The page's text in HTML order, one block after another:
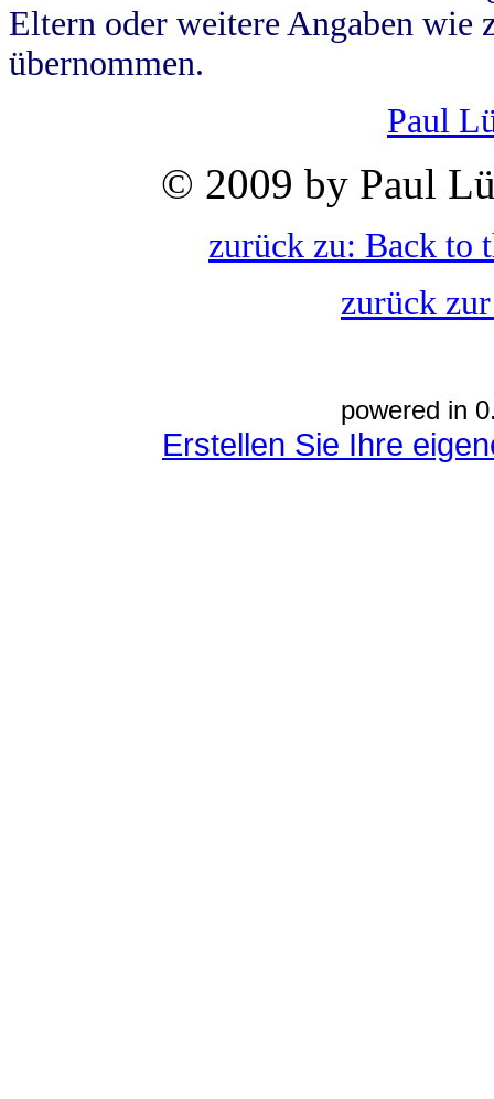
Eltern oder weitere Angaben wie
übernommen.
Paul
© 2009 by Paul
zurück zu: Back to
zurück
powered in
Erstellen Sie Ihre